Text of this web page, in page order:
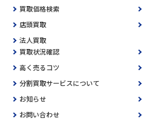
買取価格検索
店頭買取
法人買取
買取状況確認
高く売るコツ
分割買取サービスについて
お知らせ
お問い合わせ